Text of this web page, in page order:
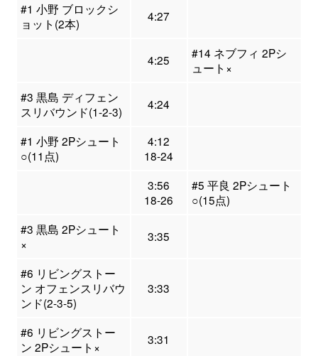
#1 小野 ブロックシ
ョット(2本)
4:27
4:25
#14 ネブフィ 2Pシ
ュート×
#3 黒島 ディフェン
スリバウンド(1-2-3)
4:24
#1 小野 2Pシュート
○(11点)
4:12
18-24
3:56
18-26
#5 平良 2Pシュート
○(15点)
#3 黒島 2Pシュート
×
3:35
#6 リビングストー
ン オフェンスリバウ
ンド(2-3-5)
3:33
#6 リビングストー
ン 2Pシュート×
3:31